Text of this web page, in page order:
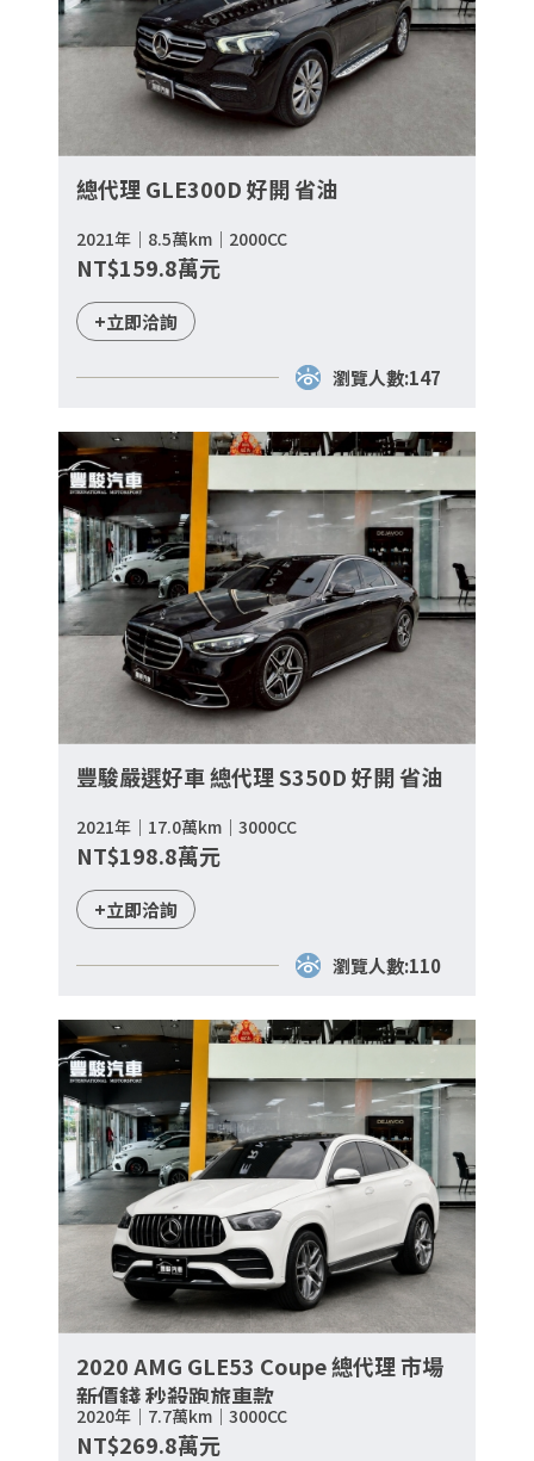
總代理 GLE300D 好開 省油
2021年｜8.5萬km｜2000CC
NT$159.8萬元
+立即洽詢
瀏覽人數:147
豐駿嚴選好車 總代理 S350D 好開 省油
2021年｜17.0萬km｜3000CC
NT$198.8萬元
+立即洽詢
瀏覽人數:110
2020 AMG GLE53 Coupe 總代理 市場
新價錢 秒殺跑旅車款
2020年｜7.7萬km｜3000CC
NT$269.8萬元